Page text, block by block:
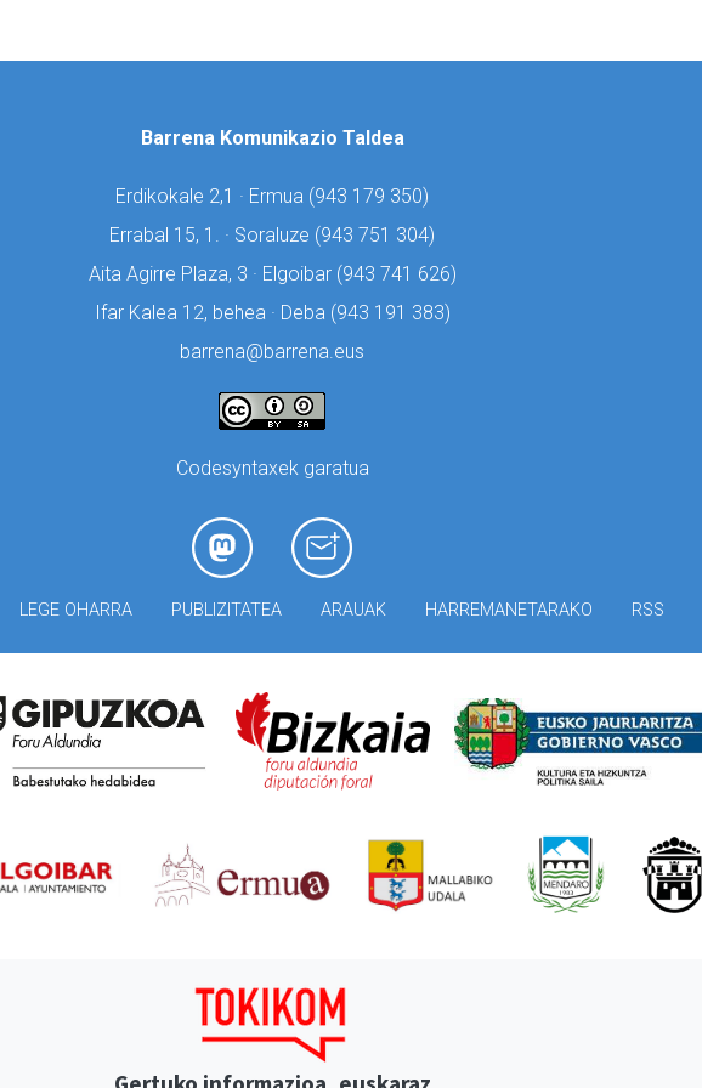
Barrena Komunikazio Taldea
Erdikokale 2,1 · Ermua (943 179 350)
Errabal 15, 1. · Soraluze (943 751 304)
Aita Agirre Plaza, 3 · Elgoibar (943 741 626)
Ifar Kalea 12, behea · Deba (943 191 383)
barrena@barrena.eus
Codesyntaxek garatua
LEGE OHARRA PUBLIZITATEA ARAUAK HARREMANETARAKO RSS